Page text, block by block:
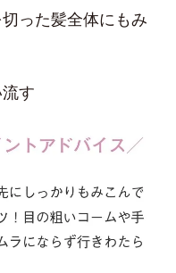
った髪全体にもみ
す